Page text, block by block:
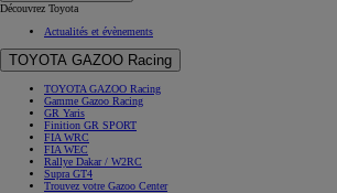
Découvrez Toyota
Actualités et évènements
TOYOTA GAZOO Racing
TOYOTA GAZOO Racing
Gamme Gazoo Racing
GR Yaris
Finition GR SPORT
FIA WRC
FIA WEC
Rallye Dakar / W2RC
Supra GT4
Trouvez votre Gazoo Center